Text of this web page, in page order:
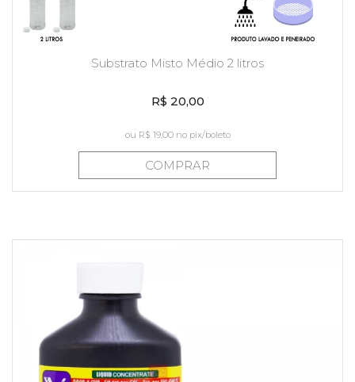
Substrato Misto Médio 2 litros
R$ 20,00
ou R$ 19,00no pix/boleto
COMPRAR